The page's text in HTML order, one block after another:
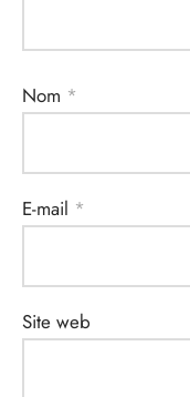
Nom *
E-mail *
Site web